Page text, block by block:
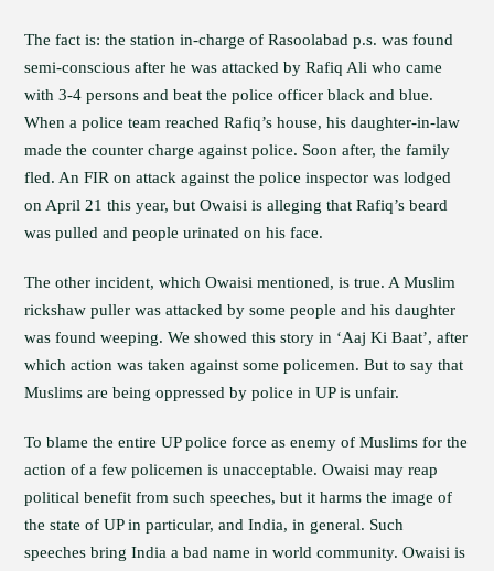
The fact is: the station in-charge of Rasoolabad p.s. was found
semi-conscious after he was attacked by Rafiq Ali who came
with 3-4 persons and beat the police officer black and blue.
When a police team reached Rafiq’s house, his daughter-in-law
made the counter charge against police. Soon after, the family
fled. An FIR on attack against the police inspector was lodged
on April 21 this year, but Owaisi is alleging that Rafiq’s beard
was pulled and people urinated on his face.
The other incident, which Owaisi mentioned, is true. A Muslim
rickshaw puller was attacked by some people and his daughter
was found weeping. We showed this story in ‘Aaj Ki Baat’, after
which action was taken against some policemen. But to say that
Muslims are being oppressed by police in UP is unfair.
To blame the entire UP police force as enemy of Muslims for the
action of a few policemen is unacceptable. Owaisi may reap
political benefit from such speeches, but it harms the image of
the state of UP in particular, and India, in general. Such
speeches bring India a bad name in world community. Owaisi is